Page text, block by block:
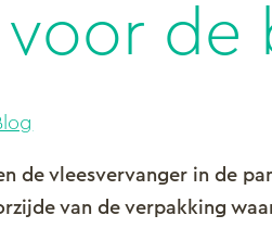
de
de vleesvervanger in de
van de verpakking